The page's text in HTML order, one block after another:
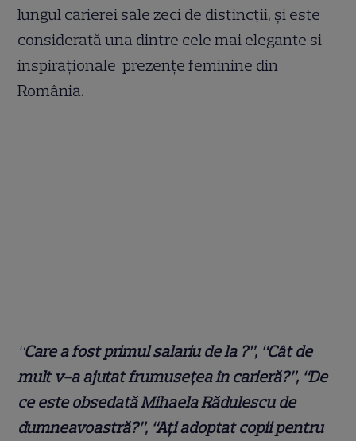
lungul carierei sale zeci de distincții, și este
considerată una dintre cele mai elegante si
inspiraționale prezențe feminine din
România.
“Care a fost primul salariu de la ?”, “Cât de
mult v-a ajutat frumusețea în carieră?”, “De
ce este obsedată Mihaela Rădulescu de
dumneavoastră?”, “Ați adoptat copii pentru